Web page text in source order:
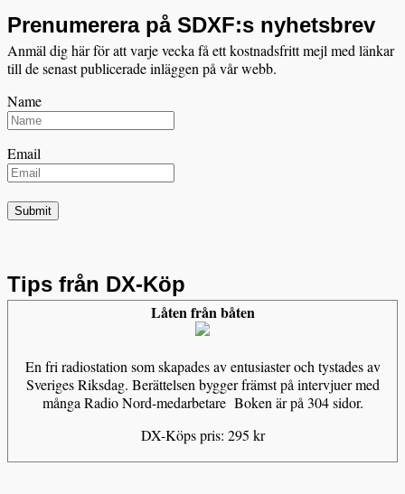
Prenumerera på SDXF:s nyhetsbrev
Anmäl dig här för att varje vecka få ett kostnadsfritt mejl med länkar
till de senast publicerade inläggen på vår webb.
Name
Email
Tips från DX-Köp
Låten från båten
En fri radiostation som skapades av entusiaster och tystades av
Sveriges Riksdag. Berättelsen bygger främst på intervjuer med
många Radio Nord-medarbetare Boken är på 304 sidor.
DX-Köps pris: 295 kr